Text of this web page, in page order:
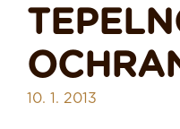
10. 1. 2013